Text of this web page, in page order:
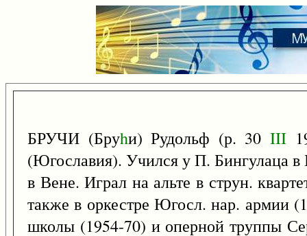
БРУЧИ (Бруhи) Рудольф (р. 30III
(Югославия). Учился у П. Бингулаца
в Вене. Играл на альте в струн.
также в оркестре Югосл. нар. армии
школы (1954-70) и оперной труппы